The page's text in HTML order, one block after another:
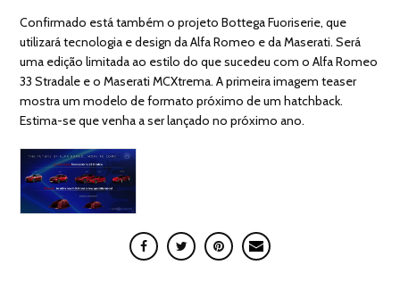
Confirmado está também o projeto Bottega Fuoriserie, que
utilizará tecnologia e design da Alfa Romeo e da Maserati. Será
uma edição limitada ao estilo do que sucedeu com o Alfa Romeo
33 Stradale e o Maserati MCXtrema. A primeira imagem teaser
mostra um modelo de formato próximo de um hatchback.
Estima-se que venha a ser lançado no próximo ano.